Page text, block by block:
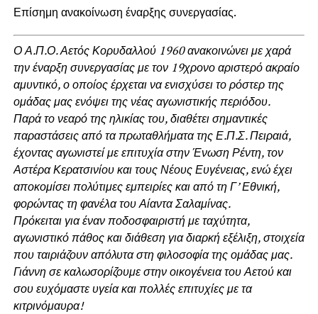
Επίσημη ανακοίνωση έναρξης συνεργασίας.
Ο Α.Π.Ο. Αετός Κορυδαλλού 1960 ανακοινώνει με χαρά
την έναρξη συνεργασίας με τον 19χρονο αριστερό ακραίο
αμυντικό, ο οποίος έρχεται να ενισχύσει το ρόστερ της
ομάδας μας ενόψει της νέας αγωνιστικής περιόδου.
Παρά το νεαρό της ηλικίας του, διαθέτει σημαντικές
παραστάσεις από τα πρωταθλήματα της Ε.Π.Σ. Πειραιά,
έχοντας αγωνιστεί με επιτυχία στην Ένωση Ρέντη, τον
Αστέρα Κερατσινίου και τους Νέους Ευγένειας, ενώ έχει
αποκομίσει πολύτιμες εμπειρίες και από τη Γ’ Εθνική,
φορώντας τη φανέλα του Αίαντα Σαλαμίνας.
Πρόκειται για έναν ποδοσφαιριστή με ταχύτητα,
αγωνιστικό πάθος και διάθεση για διαρκή εξέλιξη, στοιχεία
που ταιριάζουν απόλυτα στη φιλοσοφία της ομάδας μας.
Γιάννη σε καλωσορίζουμε στην οικογένεια του Αετού και
σου ευχόμαστε υγεία και πολλές επιτυχίες με τα
κιτρινόμαυρα!